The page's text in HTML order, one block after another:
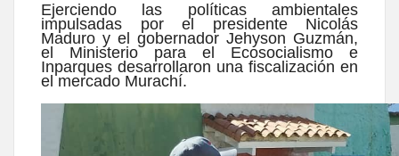
Ejerciendo las políticas ambientales
impulsadas por el presidente Nicolás
Maduro y el gobernador Jehyson Guzmán,
el Ministerio para el Ecosocialismo e
Inparques desarrollaron una fiscalización en
el mercado Murachí.